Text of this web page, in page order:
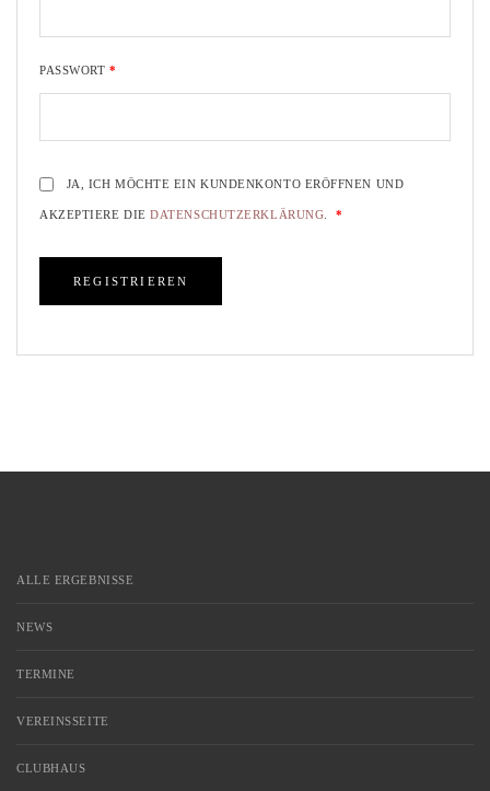
PASSWORT *
JA, ICH MÖCHTE EIN KUNDENKONTO ERÖFFNEN UND
AKZEPTIERE DIEDATENSCHUTZERKLÄRUNG *
REGISTRIEREN
ALLE ERGEBNISSE
NEWS
TERMINE
VEREINSSEITE
CLUBHAUS